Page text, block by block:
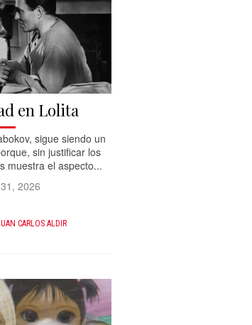
en Lolita
sigue siendo un
sin justificar los
muestra el aspecto...
2026
CARLOS ALDIR